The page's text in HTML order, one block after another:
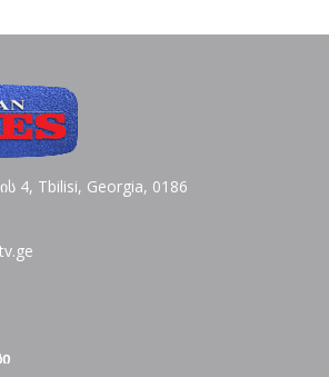
4, Tbilisi, Georgia, 0186